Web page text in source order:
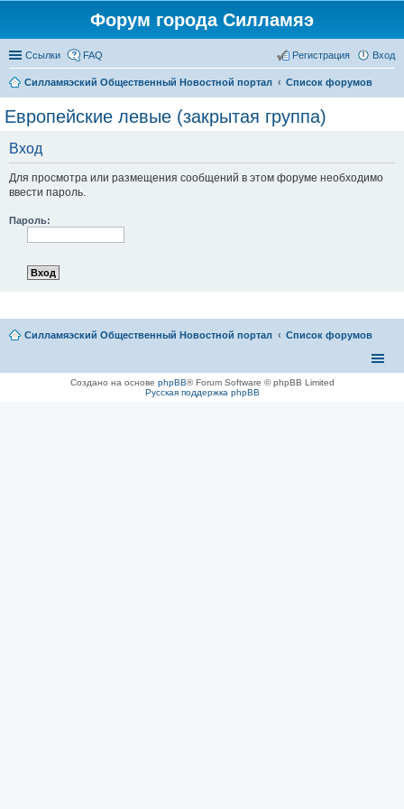
Форум города Силламяэ
Ссылки FAQ Вход
Регистрация
Силламяэский Общественный Новостной портал Список форумов
Европейские левые (закрытая группа)
Вход
Для просмотра или размещения сообщений в этом форуме необходимо
ввести пароль.
Пароль:
Силламяэский Общественный Новостной портал Список форумов
Создано на основе phpBB® Forum Software © phpBB Limited
Русская поддержка phpBB